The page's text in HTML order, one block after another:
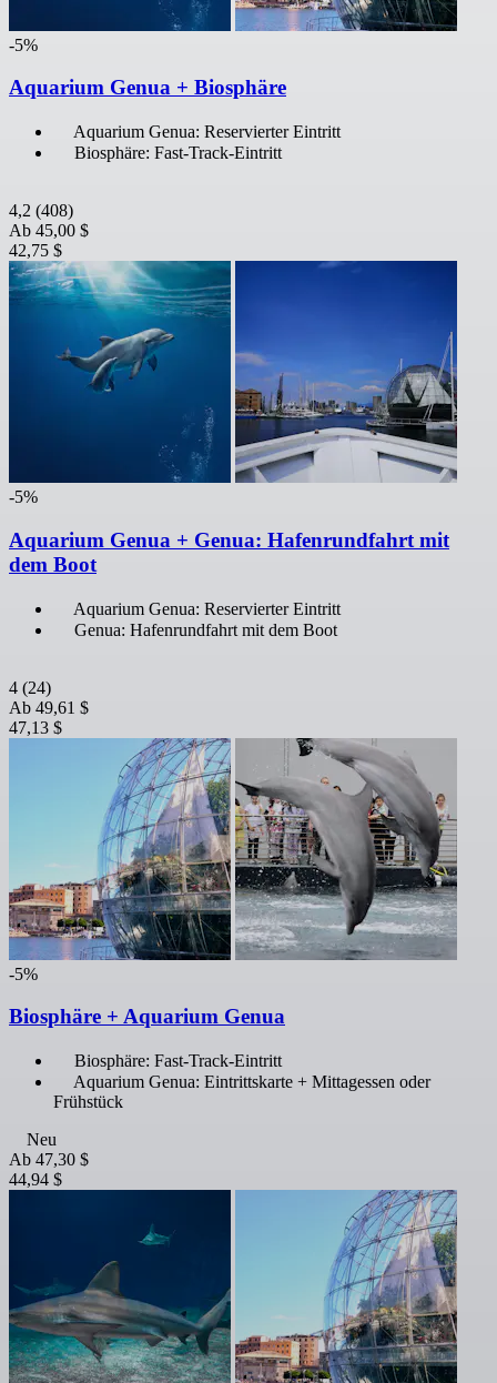
-5%
Aquarium Genua + Biosphäre
Aquarium Genua: Reservierter Eintritt
Biosphäre: Fast-Track-Eintritt
4,2 (408)
Ab 45,00 $
42,75 $
-5%
Aquarium Genua + Genua: Hafenrundfahrt mit
dem Boot
Aquarium Genua: Reservierter Eintritt
Genua: Hafenrundfahrt mit dem Boot
4 (24)
Ab 49,61 $
47,13 $
-5%
Biosphäre + Aquarium Genua
Biosphäre: Fast-Track-Eintritt
Aquarium Genua: Eintrittskarte + Mittagessen oder
Frühstück
Neu
Ab 47,30 $
44,94 $